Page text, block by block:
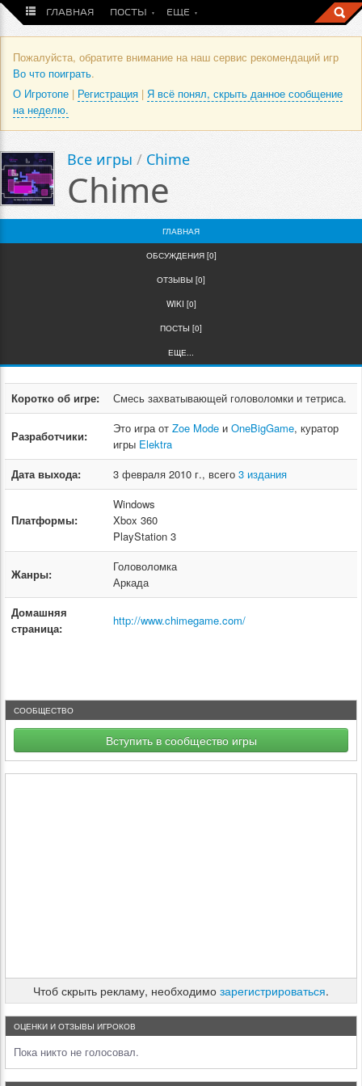
ГЛАВНАЯ ПОСТЫ ЕЩЕ
Пожалуйста, обратите внимание на наш сервис рекомендаций игр
Во что поиграть.
О Игротопе | Регистрация | Я всё понял, скрыть данное сообщение
на неделю.
Все игры / Chime
Chime
ГЛАВНАЯ
ОБСУЖДЕНИЯ [0]
ОТЗЫВЫ [0]
WIKI [0]
ПОСТЫ [0]
ЕЩЕ...
Коротко об игре: Смесь захватывающей головоломки и тетриса.
Разработчики:
Это игра от Zoe Mode и OneBigGame, куратор
игры Elektra
Дата выхода:
3 февраля 2010 г., всего 3 издания
Платформы:
Windows
Xbox 360
PlayStation 3
Жанры:
Головоломка
Аркада
Домашняя
страница:
http://www.chimegame.com/
СООБЩЕСТВО
Вступить в сообщество игры
Чтоб скрыть рекламу, необходимо зарегистрироваться.
ОЦЕНКИ И ОТЗЫВЫ ИГРОКОВ
Пока никто не голосовал.